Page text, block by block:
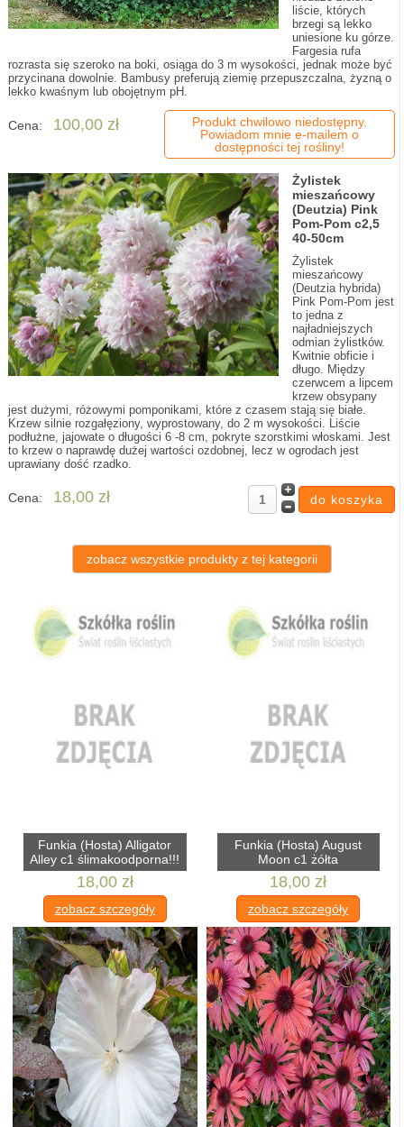
liście, których
brzegi są lekko
uniesione ku górze.
Fargesia rufa
rozrasta się szeroko na boki, osiąga do 3 m wysokości, jednak może być
przycinana dowolnie. Bambusy preferują ziemię przepuszczalna, żyzną o
lekko kwaśnym lub obojętnym pH.
Cena: 100,00 zł
Produkt chwilowo niedostępny.
Powiadom mnie e-mailem o
dostępności tej rośliny!
Żylistek
mieszańcowy
(Deutzia) Pink
Pom-Pom c2,5
40-50cm
Żylistek
mieszańcowy
(Deutzia hybrida)
Pink Pom-Pom jest
to jedna z
najładniejszych
odmian żylistków.
Kwitnie obficie i
długo. Między
czerwcem a lipcem
krzew obsypany
jest dużymi, różowymi pomponikami, które z czasem stają się białe.
Krzew silnie rozgałęziony, wyprostowany, do 2 m wysokości. Liście
podłużne, jajowate o długości 6 -8 cm, pokryte szorstkimi włoskami. Jest
to krzew o naprawdę dużej wartości ozdobnej, lecz w ogrodach jest
uprawiany dość rzadko.
Cena: 18,00 zł
zobacz wszystkie produkty z tej kategorii
Funkia (Hosta) Alligator
Alley c1 ślimakoodporna!!!
18,00 zł
zobacz szczegóły
Funkia (Hosta) August
Moon c1 żółta
18,00 zł
zobacz szczegóły